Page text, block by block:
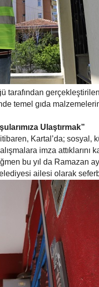
temel gıda
Ulaştırmak”
Kartal’da; sosyal,
imza attıklarını
bu yıl da Ramazan
ailesi olarak